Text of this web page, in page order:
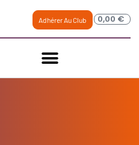
Adhérer Au Club 0,00 €